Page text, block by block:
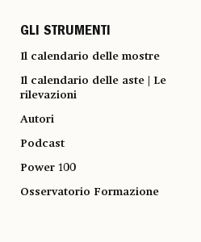
GLI STRUMENTI
Il calendario delle mostre
Il calendario delle aste | Le
rilevazioni
Autori
Podcast
Power 100
Osservatorio Formazione